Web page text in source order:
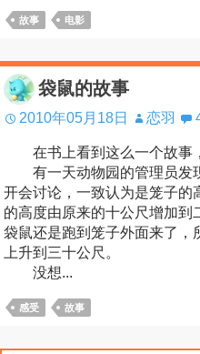
故事 电影
袋鼠的故事
2010年05月18日 恋羽
在书上看到这么一个故事，
有一天动物园的管理员发
开会讨论，一致认为是笼子的
的高度由原来的十公尺增加
袋鼠还是跑到笼子外面来了，
上升到三十公尺。
没想...
感受 故事